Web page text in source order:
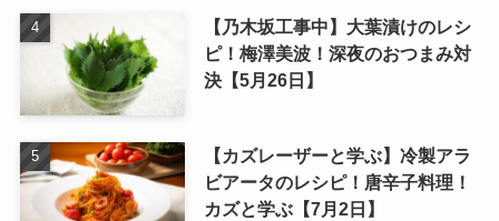
【乃木坂工事中】大葉漬けのレシ
ピ！梅澤美波！深夜のおつまみ対
決【5月26日】
【カズレーザーと学ぶ】冷製アラ
ビアータのレシピ！唐辛子料理！
カズと学ぶ【7月2日】